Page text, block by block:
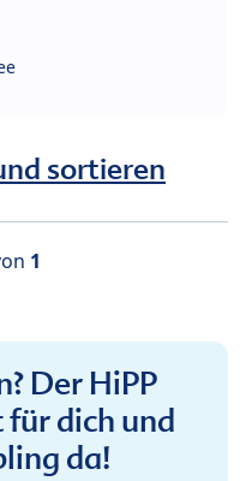
sortieren
1
Der HiPP
dich und
da!